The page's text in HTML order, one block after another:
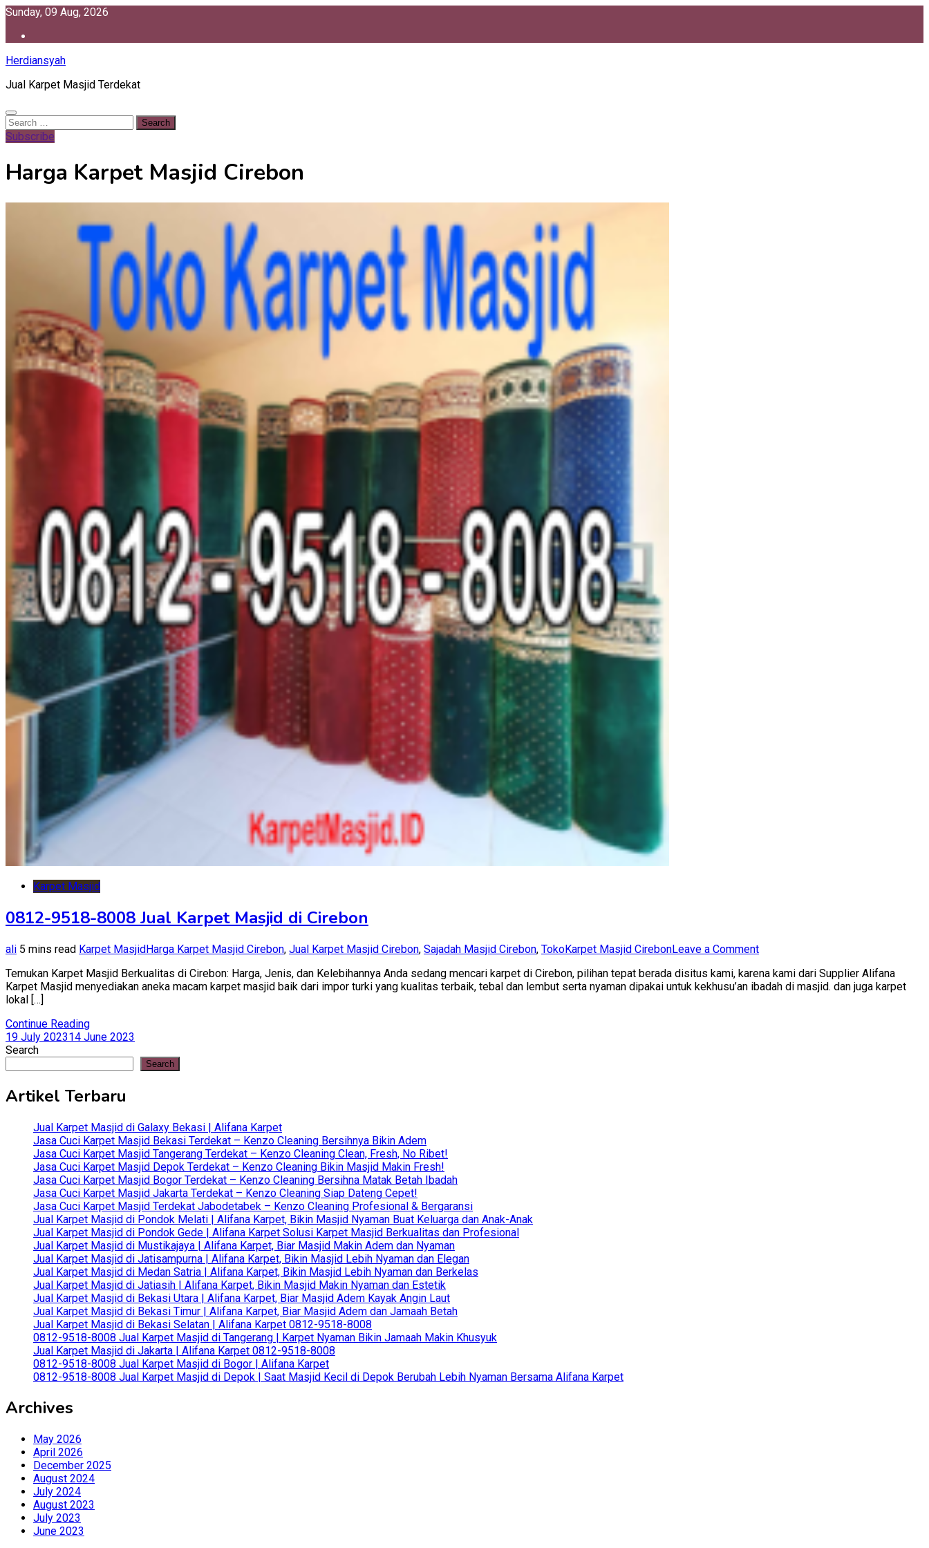
Skip
content
Sunday, 09 Aug, 2026
Herdiansyah
Jual Karpet Masjid Terdekat
Search
for:
Subscribe
Harga Karpet Masjid Cirebon
Karpet Masjid
0812-9518-8008 Jual Karpet Masjid di Cirebon
ali 5 mins read Karpet MasjidHarga Karpet Masjid Cirebon, Jual Karpet Masjid Cirebon, Sajadah Masjid Cirebon, TokoKarpet Masjid CirebonLeave a Commenton
9518-
8008
Temukan Karpet Masjid Berkualitas di Cirebon: Harga, Jenis, dan Kelebihannya Anda sedang mencari karpet di Cirebon, pilihan tepat berada disitus kami, karena kami dari Supplier Alifana
Karpet Masjid menyediakan aneka macam karpet masjid baik dari impor turki yang kualitas terbaik, tebal dan lembut serta nyaman dipakai untuk kekhusu’an ibadah di masjid. dan juga karpet
lokal […]
Continue Reading
19 July 202314 June 2023
Search
Search
Artikel Terbaru
Jual Karpet Masjid di Galaxy Bekasi | Alifana Karpet
Jasa Cuci Karpet Masjid Bekasi Terdekat – Kenzo Cleaning Bersihnya Bikin Adem
Jasa Cuci Karpet Masjid Tangerang Terdekat – Kenzo Cleaning Clean, Fresh, No Ribet!
Jasa Cuci Karpet Masjid Depok Terdekat – Kenzo Cleaning Bikin Masjid Makin Fresh!
Jasa Cuci Karpet Masjid Bogor Terdekat – Kenzo Cleaning Bersihna Matak Betah Ibadah
Jasa Cuci Karpet Masjid Jakarta Terdekat – Kenzo Cleaning Siap Dateng Cepet!
Jasa Cuci Karpet Masjid Terdekat Jabodetabek – Kenzo Cleaning Profesional & Bergaransi
Jual Karpet Masjid di Pondok Melati | Alifana Karpet, Bikin Masjid Nyaman Buat Keluarga dan Anak-Anak
Jual Karpet Masjid di Pondok Gede | Alifana Karpet Solusi Karpet Masjid Berkualitas dan Profesional
Jual Karpet Masjid di Mustikajaya | Alifana Karpet, Biar Masjid Makin Adem dan Nyaman
Jual Karpet Masjid di Jatisampurna | Alifana Karpet, Bikin Masjid Lebih Nyaman dan Elegan
Jual Karpet Masjid di Medan Satria | Alifana Karpet, Bikin Masjid Lebih Nyaman dan Berkelas
Jual Karpet Masjid di Jatiasih | Alifana Karpet, Bikin Masjid Makin Nyaman dan Estetik
Jual Karpet Masjid di Bekasi Utara | Alifana Karpet, Biar Masjid Adem Kayak Angin Laut
Jual Karpet Masjid di Bekasi Timur | Alifana Karpet, Biar Masjid Adem dan Jamaah Betah
Jual Karpet Masjid di Bekasi Selatan | Alifana Karpet 0812-9518-8008
0812-9518-8008 Jual Karpet Masjid di Tangerang | Karpet Nyaman Bikin Jamaah Makin Khusyuk
Jual Karpet Masjid di Jakarta | Alifana Karpet 0812-9518-8008
0812-9518-8008 Jual Karpet Masjid di Bogor | Alifana Karpet
0812-9518-8008 Jual Karpet Masjid di Depok | Saat Masjid Kecil di Depok Berubah Lebih Nyaman Bersama Alifana Karpet
Archives
May 2026
April 2026
December 2025
August 2024
July 2024
August 2023
July 2023
June 2023